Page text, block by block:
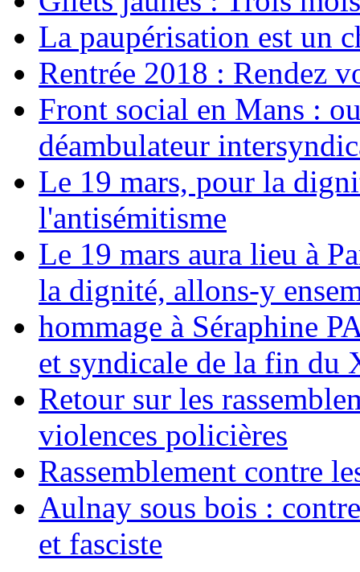
La paupérisation est un
Rentrée 2018 : Rendez
Front social en Mans :
déambulateur
Le 19 mars, pour la
l'antisémitisme
Le 19 mars aura lieu à
la dignité, allons-y
hommage à Séraphine
et syndicale de la fin du
Retour sur les
violences policières
Rassemblement contre
Aulnay sous bois :
et fasciste